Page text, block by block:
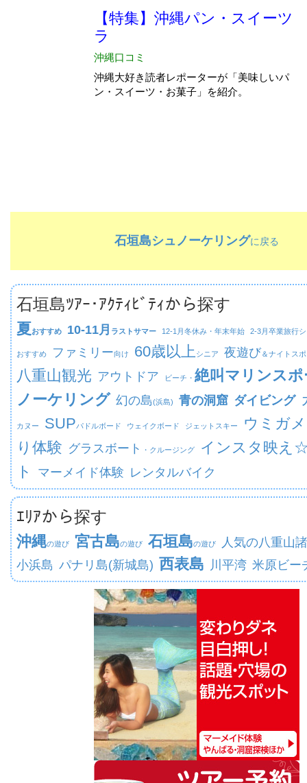
石垣島シュノーケリングに戻る
石垣島ﾂｱｰ･ｱｸﾃｨﾋﾞﾃｨから探す
夏おすすめ 10-11月 ラストサマー 12-1月冬休み・年末年始 2-3月卒業旅行
おすすめ ファミリー向け 60歳以上 シニア 夜遊び＆ナイトス
八重山観光 アウトドア ビーチ・ 絶叫マリンスポ
ノーケリング 幻の島(浜島) 青の洞窟 ダイビング
カヌー SUPパドルボード ウェイクボード ジェットスキー
ウミガメ
り体験 グラスボート ・クルージング
インスタ映え
ト
マーメイド体験 レンタルバイク
ｴﾘｱから探す
沖縄の遊び 宮古島の遊び 石垣島の遊び
人気の八重山
小浜島 パナリ島(新城島) 西表島 川平湾 米原ビー